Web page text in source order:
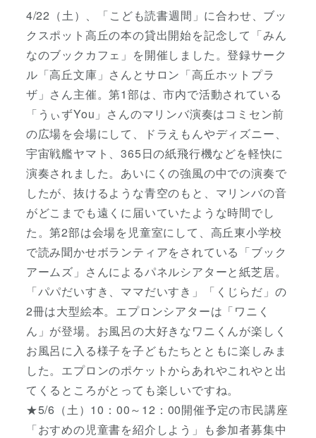
4/22（土）、「こども読書週間」に合わせ、ブッ
クスポット高丘の本の貸出開始を記念して「みん
なのブックカフェ」を開催しました。登録サーク
ル「高丘文庫」さんとサロン「高丘ホットプラ
ザ」さん主催。第1部は、市内で活動されている
「うぃずYou」さんのマリンバ演奏はコミセン前
の広場を会場にして、ドラえもんやディズニー、
宇宙戦艦ヤマト、365日の紙飛行機などを軽快に
演奏されました。あいにくの強風の中での演奏で
したが、抜けるような青空のもと、マリンバの音
がどこまでも遠くに届いていたような時間でし
た。第2部は会場を児童室にして、高丘東小学校
で読み聞かせボランティアをされている「ブック
アームズ」さんによるパネルシアターと紙芝居。
「パパだいすき、ママだいすき」「くじらだ」の
2冊は大型絵本。エプロンシアターは「ワニく
ん」が登場。お風呂の大好きなワニくんが楽しく
お風呂に入る様子を子どもたちとともに楽しみま
した。エプロンのポケットからあれやこれやと出
てくるところがとっても楽しいですね。
★5/6（土）10：00～12：00開催予定の市民講座
「おすめの児童書を紹介しよう」も参加者募集中